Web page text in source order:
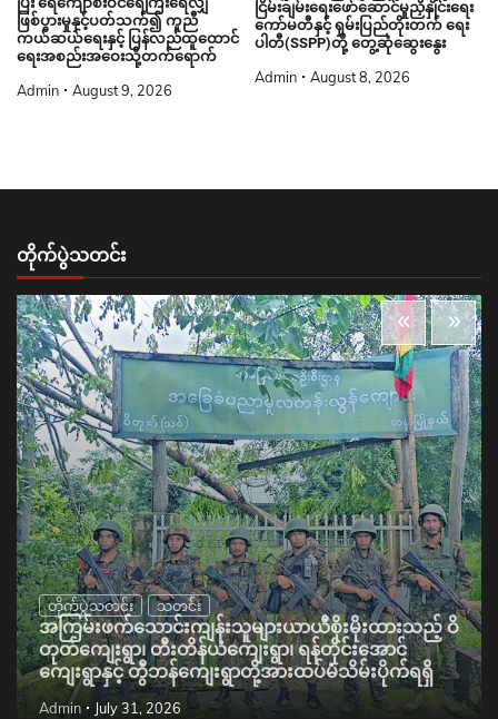
ဖြစ်ပွားမှုနှင့်ပတ်သက်၍ ကူညီ
ကယ်ဆယ်ရေးနှင့် ပြန်လည်ထူထောင်
ရေးအစည်းအဝေးသို့တက်ရောက်
Admin August 9, 2026
ငြိမ်းချမ်းရေးဖော်ဆောင်မှုညှိနှိုင်းရေး
ကော်မတီနှင့် ရှမ်းပြည်တိုးတက် ရေး
ပါတီ(SSPP)တို့ တွေ့ဆုံဆွေးနွေး
Admin August 8, 2026
တိုက်ပွဲသတင်း
တိုက်ပွဲသတင်း သတင်း
အကြမ်းဖက်သောင်းကျန်းသူများယာယီစိုးမိုးထားသည့် ဝိ
တုတ်ကျေးရွာ၊ တီးတိန်ယံကျေးရွာ၊ ရန်တိုင်းအောင်
ကျေးရွာနှင့် တွီဘန်ကျေးရွာတို့အားထပ်မံသိမ်းပိုက်ရရှိ
Admin July 31, 2026